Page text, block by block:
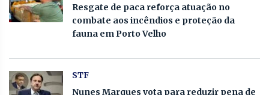
Resgate de paca reforça atuação no
combate aos incêndios e proteção da
fauna em Porto Velho
STF
Nunes Marques vota para reduzir pena de